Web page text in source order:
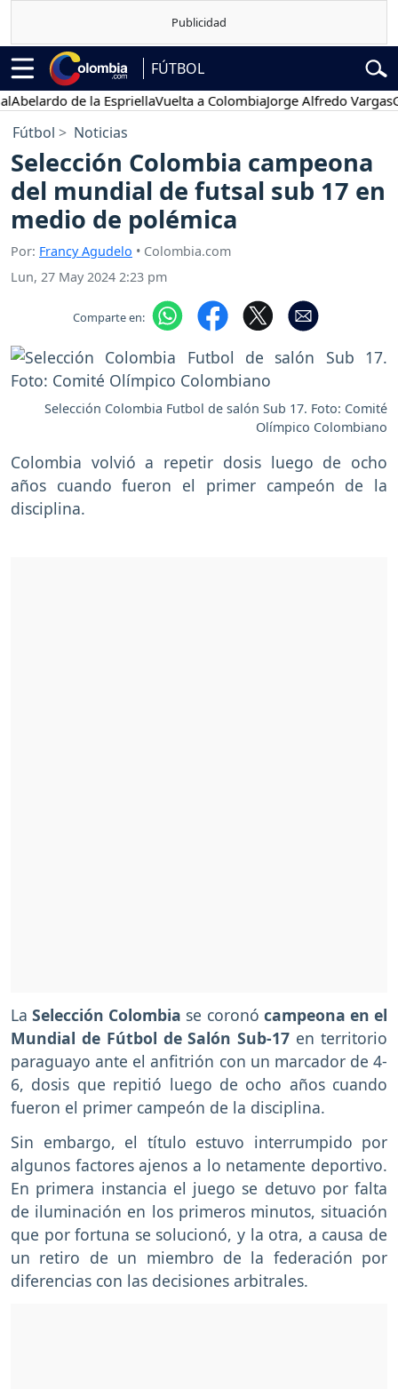
FÚTBOL
de la EspriellaVuelta a ColombiaJorge Alfredo Vargas
Fútbol Noticias
Selección Colombia campeona
del mundial de futsal sub 17 en
medio de polémica
Por: Francy Agudelo • Colombia.com
Lun, 27 May 2024 2:23 pm
Comparte en:
Selección Colombia Futbol de salón Sub 17. Foto: Comité
Olímpico Colombiano
Colombia volvió a repetir dosis luego de ocho
años cuando fueron el primer campeón de la
disciplina.
LaSelección Colombia se coronó campeona en el
Mundial de Fútbol de Salón Sub-17 en territorio
paraguayo ante el anfitrión con un marcador de 4-
6, dosis que repitió luego de ocho años cuando
fueron el primer campeón de la disciplina.
Sin embargo, el título estuvo interrumpido por
algunos factores ajenos a lo netamente deportivo.
En primera instancia el juego se detuvo por falta
de iluminación en los primeros minutos, situación
que por fortuna se solucionó, y la otra, a causa de
un retiro de un miembro de la federación por
diferencias con las decisiones arbitrales.